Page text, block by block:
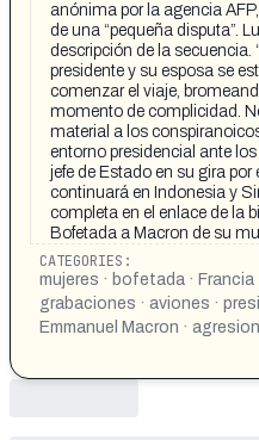
anónima por la agencia
de una “pequeña disputa”.
descripción de la secuencia.
presidente y su esposa se
comenzar el viaje,
momento de complicidad.
material a los
entorno presidencial ante
jefe de Estado en su gira
continuará en Indonesia y
completa en el enlace de la
Bofetada a Macron de su
CATEGORIES:
mujeres · bofetada · Francia
grabaciones · aviones ·
Emmanuel Macron ·